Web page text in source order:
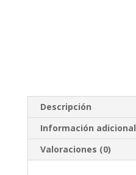
Descripción
Información adicional
Valoraciones (0)